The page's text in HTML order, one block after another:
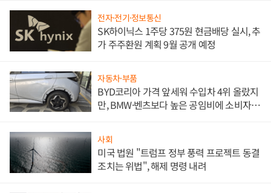
전자·전기·정보통신
SK하이닉스 1주당 375원 현금배당 실시, 추
가 주주환원 계획 9월 공개 예정
자동차·부품
BYD코리아 가격 앞세워 수입차 4위 올랐지
만, BMW·벤츠보다 높은 공임비에 소비자
사회
미국 법원 "트럼프 정부 풍력 프로젝트 동결
조치는 위법", 해제 명령 내려